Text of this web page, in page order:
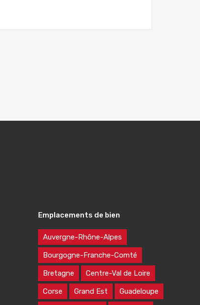
Emplacements de bien
Auvergne-Rhône-Alpes
Bourgogne-Franche-Comté
Bretagne Centre-Val de Loire
Corse Grand Est Guadeloupe